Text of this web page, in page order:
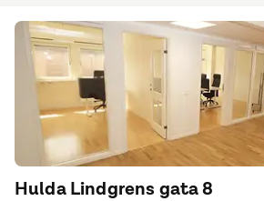
Hulda Lindgrens gata 8